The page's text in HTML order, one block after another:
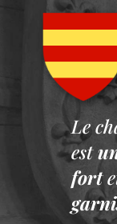
Le
est
fort